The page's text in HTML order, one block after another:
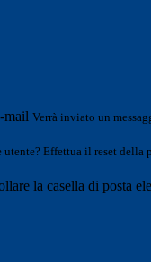
mail Verrà inviato un
Effettua il reset della
la casella di posta